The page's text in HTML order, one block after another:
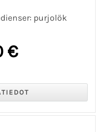
purjolök
€